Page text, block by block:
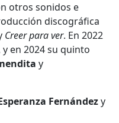
otros sonidos e
discográfica
Creer para ver. En 2022
en 2024 su quinto
y
Fernándezy